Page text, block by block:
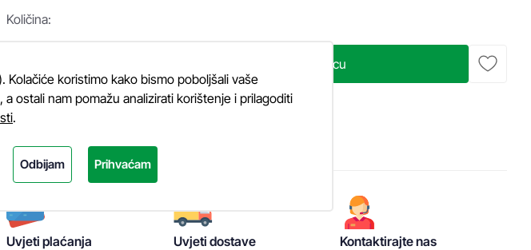
Količina:
Dodaj u košaricu
Rok dostave:
Uvjeti plaćanja Uvjeti dostave Kontaktirajte nas
koristimo kako bismo poboljšali vaše
ostali nam pomažu analizirati korištenje i prilagoditi
.
Odbijam Prihvaćam